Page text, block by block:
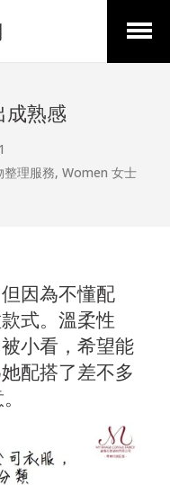
Open
成熟感
理服務, Women 女士
因為不懂配
式。溫柔性
小看，希望能
配搭了差不多